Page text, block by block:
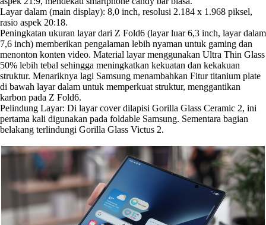
Layar dalam (main display): 8,0 inch, resolusi 2.184 x 1.968 piksel,
rasio aspek 20:18.
Peningkatan ukuran layar dari Z Fold6 (layar luar 6,3 inch, layar dalam
7,6 inch) memberikan pengalaman lebih nyaman untuk gaming dan
menonton konten video. Material layar menggunakan Ultra Thin Glass
50% lebih tebal sehingga meningkatkan kekuatan dan kekakuan
struktur. Menariknya lagi Samsung menambahkan Fitur titanium plate
di bawah layar dalam untuk memperkuat struktur, menggantikan
karbon pada Z Fold6.
Pelindung Layar: Di layar cover dilapisi Gorilla Glass Ceramic 2, ini
pertama kali digunakan pada foldable Samsung. Sementara bagian
belakang terlindungi Gorilla Glass Victus 2.